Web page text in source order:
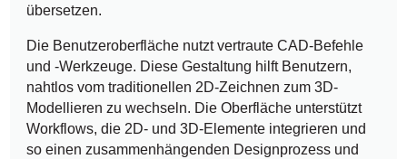
übersetzen.
Die Benutzeroberfläche nutzt vertraute CAD-Befehle
und -Werkzeuge. Diese Gestaltung hilft Benutzern,
nahtlos vom traditionellen 2D-Zeichnen zum 3D-
Modellieren zu wechseln. Die Oberfläche unterstützt
Workflows, die 2D- und 3D-Elemente integrieren und
so einen zusammenhängenden Designprozess und